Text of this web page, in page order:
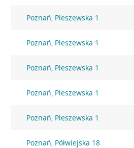
Poznań, Pleszewska 1
Poznań, Pleszewska 1
Poznań, Pleszewska 1
Poznań, Pleszewska 1
Poznań, Pleszewska 1
Poznań, Półwiejska 18